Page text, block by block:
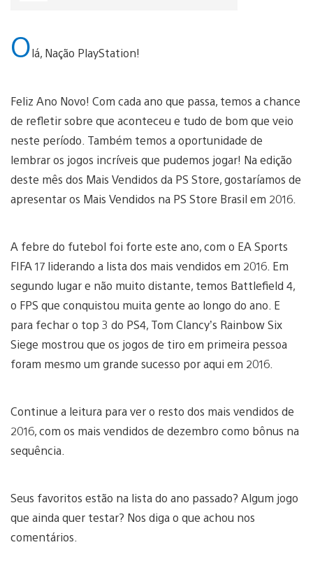
Olá, Nação PlayStation!
Feliz Ano Novo! Com cada ano que passa, temos a chance
de refletir sobre que aconteceu e tudo de bom que veio
neste período. Também temos a oportunidade de
lembrar os jogos incríveis que pudemos jogar! Na edição
deste mês dos Mais Vendidos da PS Store, gostaríamos de
apresentar os Mais Vendidos na PS Store Brasil em 2016.
A febre do futebol foi forte este ano, com o EA Sports
FIFA 17 liderando a lista dos mais vendidos em 2016. Em
segundo lugar e não muito distante, temos Battlefield 4,
o FPS que conquistou muita gente ao longo do ano. E
para fechar o top 3 do PS4, Tom Clancy’s Rainbow Six
Siege mostrou que os jogos de tiro em primeira pessoa
foram mesmo um grande sucesso por aqui em 2016.
Continue a leitura para ver o resto dos mais vendidos de
2016, com os mais vendidos de dezembro como bônus na
sequência.
Seus favoritos estão na lista do ano passado? Algum jogo
que ainda quer testar? Nos diga o que achou nos
comentários.